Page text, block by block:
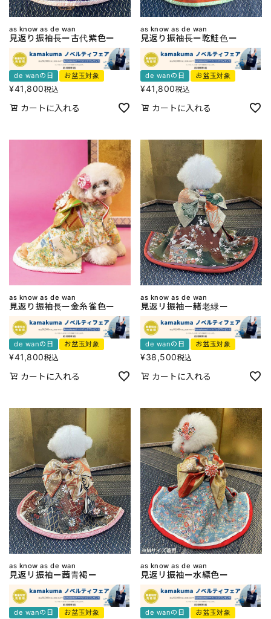
as know as de wan
見返り振袖長ー古代紫色ー
de wanの日 お盆玉対象
¥41,800税込
カートに入れる
as know as de wan
見返り振袖長ー乾鮭色ー
de wanの日 お盆玉対象
¥41,800税込
カートに入れる
as know as de wan
見返り振袖長ー金糸雀色ー
de wanの日 お盆玉対象
¥41,800税込
カートに入れる
as know as de wan
見返リ振袖ー赭老緑ー
de wanの日 お盆玉対象
¥38,500税込
カートに入れる
as know as de wan
見返リ振袖ー茜青褐ー
de wanの日 お盆玉対象
as know as de wan
見返リ振袖ー水縹色ー
de wanの日 お盆玉対象